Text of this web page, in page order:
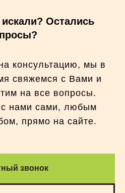
Остались
консультацию, мы в
свяжемся с Вами и
на все вопросы.
с нами сами, любым
прямо на сайте.
звонок